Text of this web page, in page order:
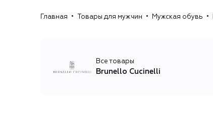
Главная Товары для мужчин Мужская обувь
Все товары
Brunello Cucinelli